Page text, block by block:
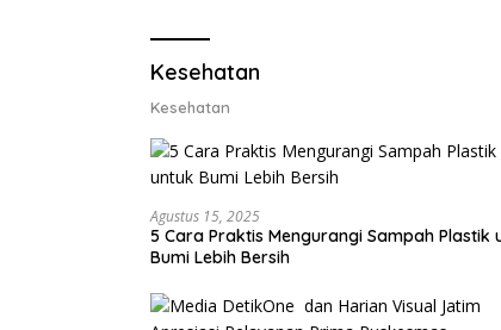
Lobster 50 Gram
Kesehatan
Kesehatan
Agustus 15, 2025
5 Cara Praktis Mengurangi Sampah Plastik
Bumi Lebih Bersih